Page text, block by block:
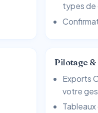
types de
Pilotage &
Exports
votre